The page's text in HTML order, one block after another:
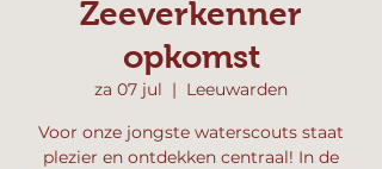
Zeeverkenner
opkomst
za 07 jul
  |
Leeuwarden
Voor onze jongste waterscouts staat
plezier en ontdekken centraal! In de